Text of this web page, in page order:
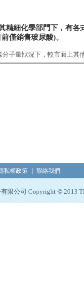
精細化學部門下，有
僅銷售玻尿酸)。
子量狀況下，較市面上
私權政策 聯絡我們
限公司 Copyright © 2013